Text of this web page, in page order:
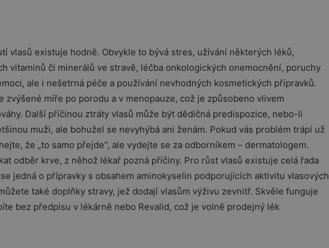
vlasů existuje hodně. Obvykle to bývá stres, užívání některých léků,
vitaminů či minerálů ve stravě, léčba onkologických onemocnění, poruchy
ale i nešetrná péče a používání nevhodných kosmetických přípravků.
zvýšené míře po porodu a v menopauze, což je způsobeno vlivem
Další příčinou ztráty vlasů může být dědičná predispozice, nebo-li
muži, ale bohužel se nevyhýbá ani ženám. Pokud vás problém trápí už
že „to samo přejde“, ale vydejte se za odborníkem – dermatologem.
odběr krve, z něhož lékař pozná příčiny. Pro růst vlasů existuje celá řada
jedná o přípravky s obsahem aminokyselin podporujících aktivitu vlasových
také doplňky stravy, jež dodají vlasům výživu zevnitř. Skvěle funguje
bez předpisu v lékárně nebo Revalid, což je volně prodejný lék